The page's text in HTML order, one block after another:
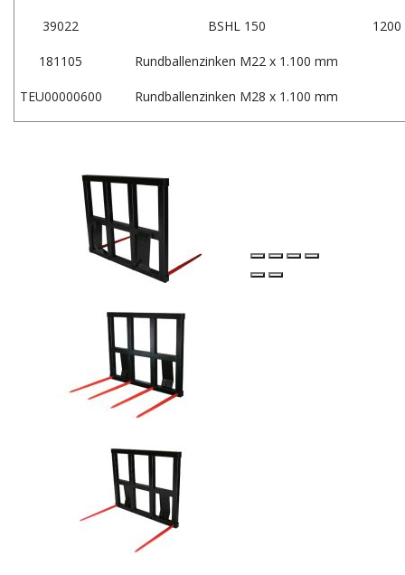
39022 BSHL 150
181105 Rundballenzinken M22 x 1.100 mm
TEU00000600 Rundballenzinken M28 x 1.100 mm